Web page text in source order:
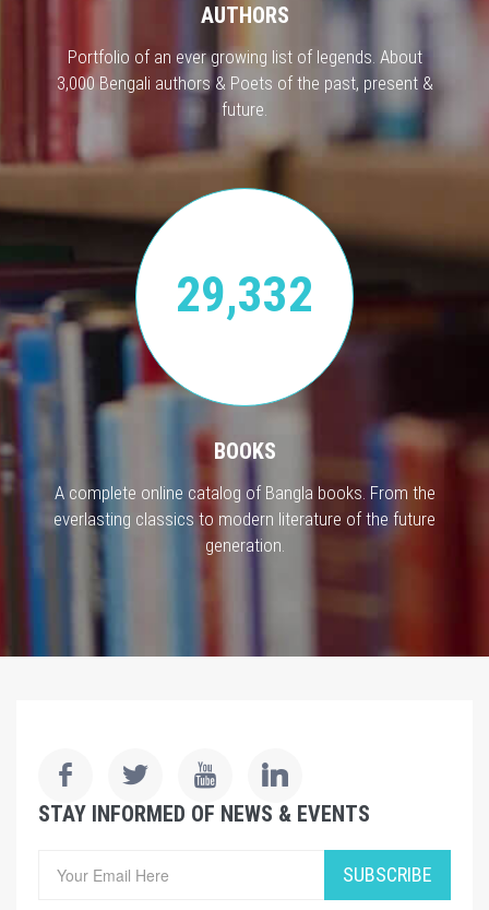
AUTHORS
Portfolio of an ever growing list of legends. About
3,000 Bengali authors & Poets of the past, present &
future.
29,332
BOOKS
A complete online catalog of Bangla books. From the
everlasting classics to modern literature of the future
generation.
STAY INFORMED OF NEWS & EVENTS
SUBSCRIBE